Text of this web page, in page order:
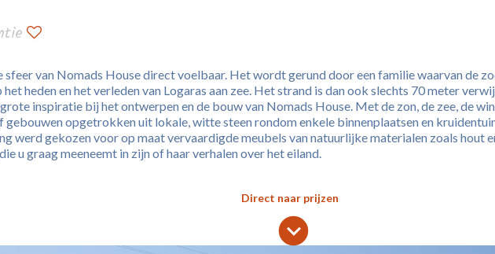
sfeer van Nomads House direct voelbaar. Het wordt gerund door een familie waarvan de
heden en het verleden van Logaras aan zee. Het strand is dan ook slechts 70 meter
inspiratie bij het ontwerpen en de bouw van Nomads House. Met de zon, de zee, de
gebouwen opgetrokken uit lokale, witte steen rondom enkele binnenplaatsen en
werd gekozen voor op maat vervaardigde meubels van natuurlijke materialen zoals hout
u graag meeneemt in zijn of haar verhalen over het eiland.
Direct naar prijzen
lens
keyboard_arrow_down